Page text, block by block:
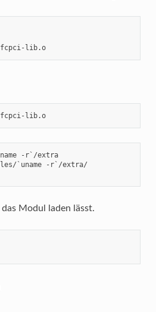
lib.o
lib.o
-r`/extra
`uname -r`/extra/
Modul laden lässt.